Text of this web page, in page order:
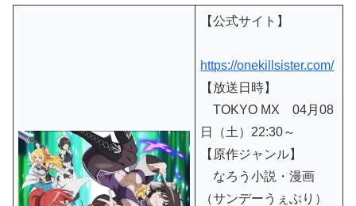
【公式サイト】
https://onekillsister.com/
【放送日時】
TOKYO MX 04月08
日（土）22:30～
【原作ジャンル】
なろう小説・漫画
（サンデーうぇぶり）